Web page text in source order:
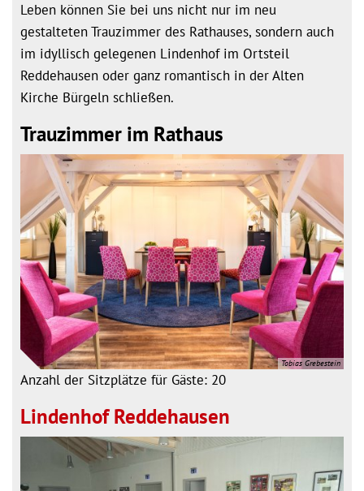
Leben können Sie bei uns nicht nur im neu
gestalteten Trauzimmer des Rathauses, sondern auch
im idyllisch gelegenen Lindenhof im Ortsteil
Reddehausen oder ganz romantisch in der Alten
Kirche Bürgeln schließen.
Trauzimmer im Rathaus
Tobias Grebestein
Anzahl der Sitzplätze für Gäste: 20
Lindenhof Reddehausen